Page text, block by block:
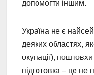
допомогти іншим.
Україна не є
деяких областях,
окупації),
підготовка – це не